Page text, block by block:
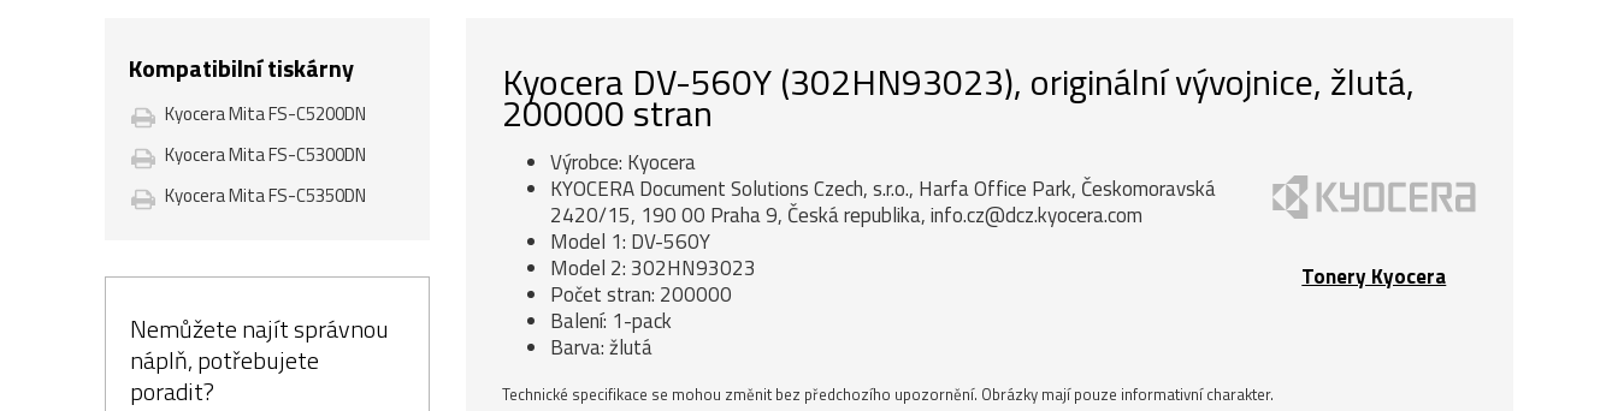
Kompatibilní tiskárny
Kyocera Mita FS-C5200DN
Kyocera Mita FS-C5300DN
Kyocera Mita FS-C5350DN
Nemůžete najít správnou
náplň, potřebujete
poradit?
Kyocera DV-560Y (302HN93023), originální vývojnice, žlutá,
200000 stran
Tonery Kyocera
Výrobce: Kyocera
KYOCERA Document Solutions Czech, s.r.o., Harfa Office Park, Českomoravská
2420/15, 190 00 Praha 9, Česká republika, info.cz@dcz.kyocera.com
Model 1: DV-560Y
Model 2: 302HN93023
Počet stran: 200000
Balení: 1-pack
Barva: žlutá
Technické specifikace se mohou změnit bez předchozího upozornění. Obrázky mají pouze informativní charakter.